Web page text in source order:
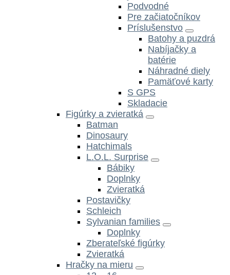
Podvodné
Pre začiatočníkov
Príslušenstvo
Batohy a puzdrá
Nabíjačky a
batérie
Náhradné diely
Pamäťové karty
S GPS
Skladacie
Figúrky a zvieratká
Batman
Dinosaury
Hatchimals
L.O.L. Surprise
Bábiky
Doplnky
Zvieratká
Postavičky
Schleich
Sylvanian families
Doplnky
Zberateľské figúrky
Zvieratká
Hračky na mieru